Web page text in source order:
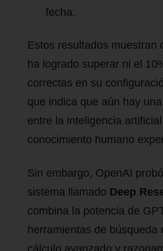
fecha.
Estos resultados muestran
ha logrado superar ni el
correctas en su
que indica que aún hay
entre la inteligencia artificial
conocimiento humano
Sin embargo, OpenAI
sistema llamado Deep
combina la potencia de
herramientas de búsqueda
cálculo avanzado y